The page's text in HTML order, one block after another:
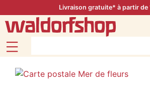
Livraison gratuite* à partir de